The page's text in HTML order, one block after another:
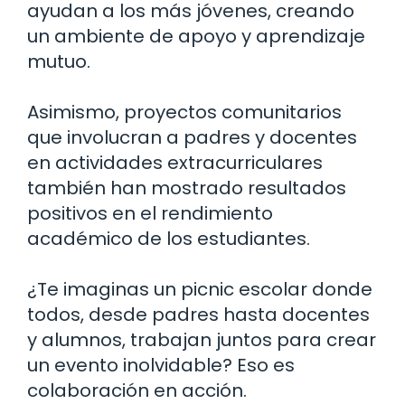
ayudan a los más jóvenes, creando
un ambiente de apoyo y aprendizaje
mutuo.
Asimismo, proyectos comunitarios
que involucran a padres y docentes
en actividades extracurriculares
también han mostrado resultados
positivos en el rendimiento
académico de los estudiantes.
¿Te imaginas un picnic escolar donde
todos, desde padres hasta docentes
y alumnos, trabajan juntos para crear
un evento inolvidable? Eso es
colaboración en acción.